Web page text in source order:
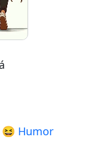
😆 Humor